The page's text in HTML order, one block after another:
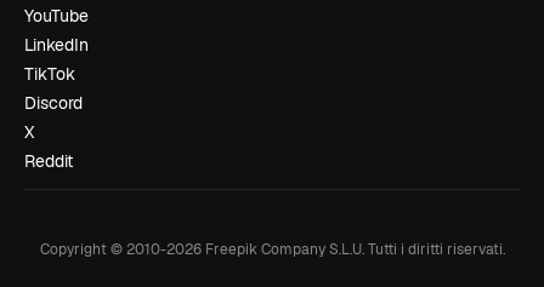
YouTube
LinkedIn
TikTok
Discord
X
Reddit
Copyright © 2010-2026Freepik Company S.L.U. Tutti i diritti riservati.